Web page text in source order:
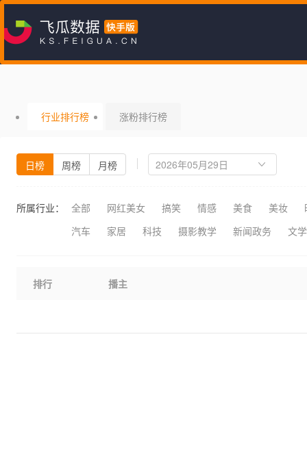
行业排行榜 涨粉排行榜
日榜 周榜 月榜
所属行业： 全部 网红美女 搞笑 情感 美食 美妆
汽车
家居 科技 摄影教学 新闻政务 文
排行 播主